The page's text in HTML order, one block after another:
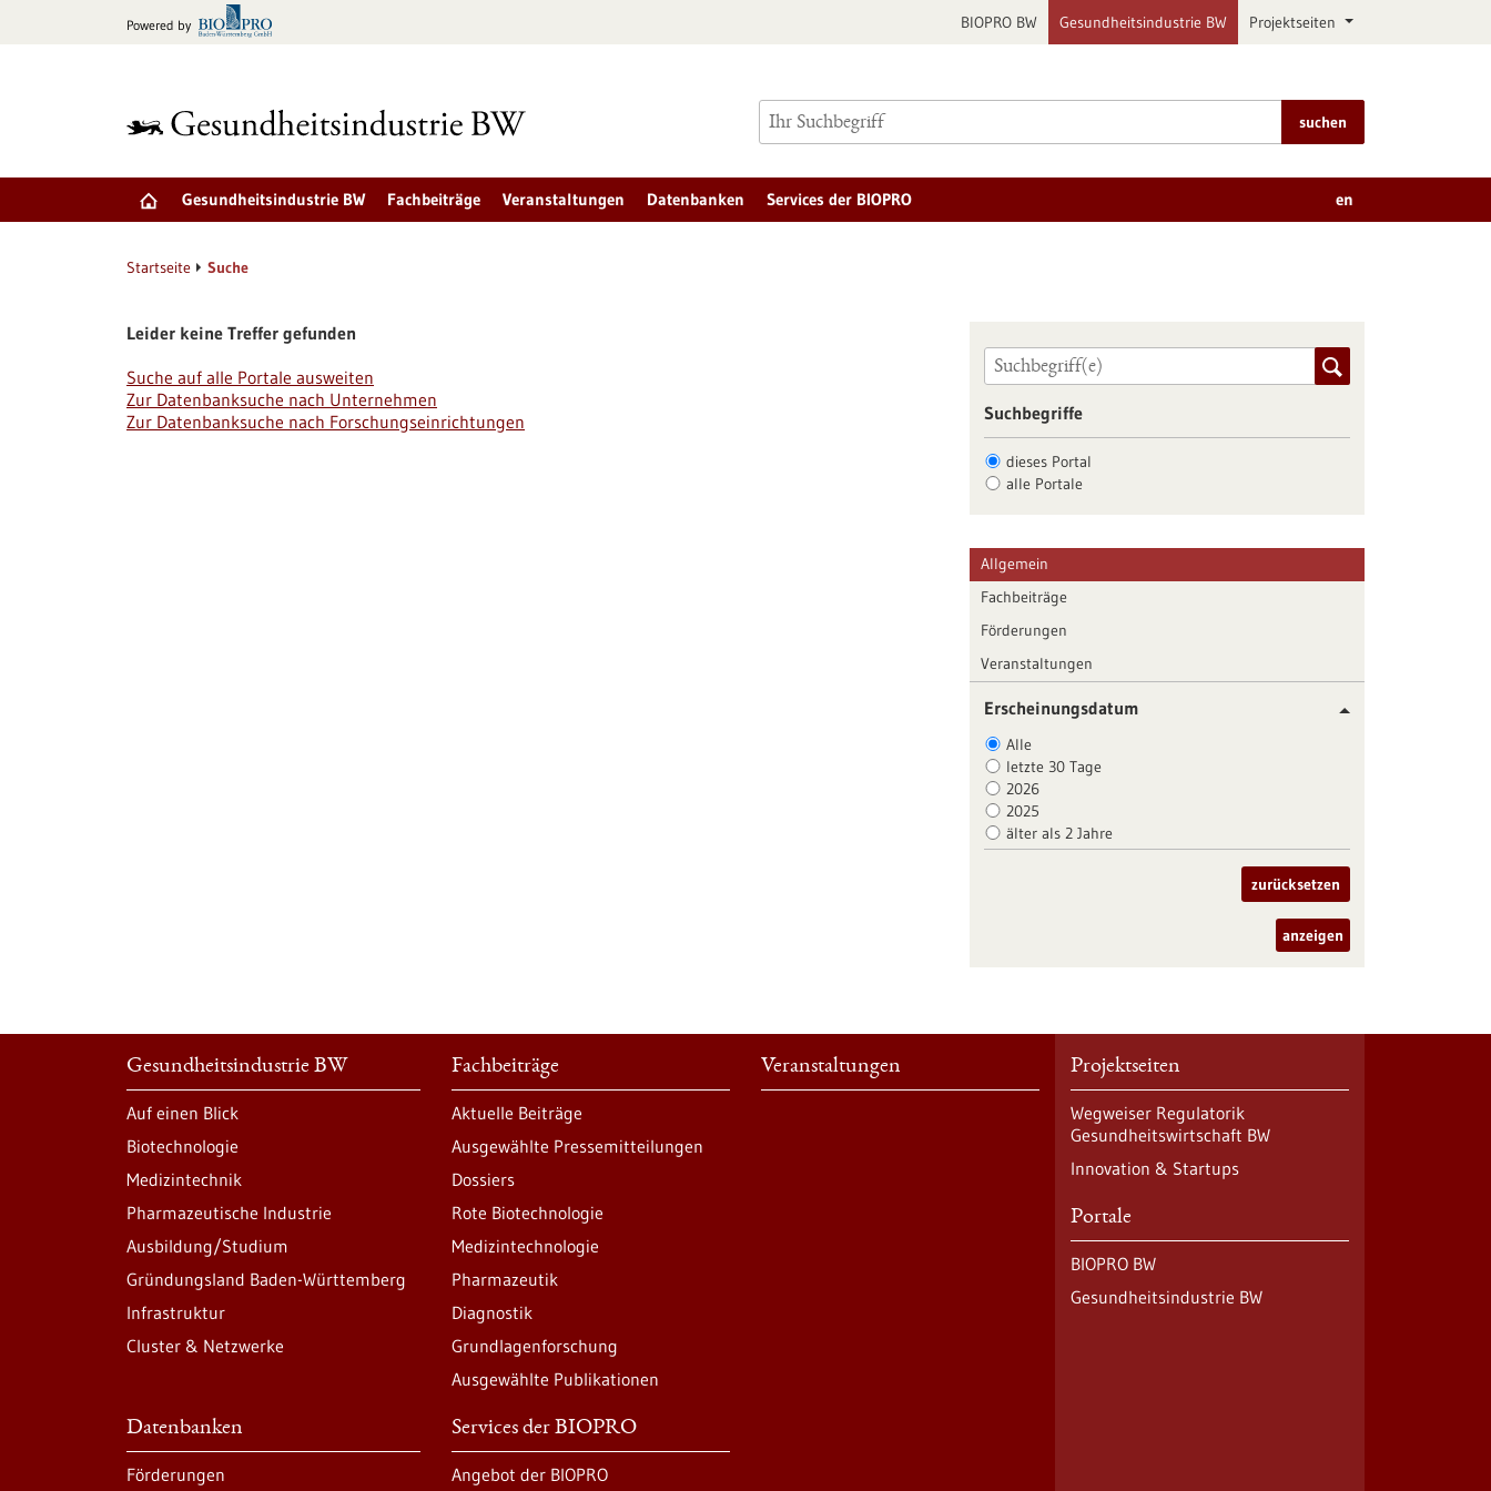
Powered by BIOPRO BW Gesundheitsindustrie BW Projektseiten
suchen
Gesundheitsindustrie BW Fachbeiträge Veranstaltungen Datenbanken Services der BIOPRO en
Startseite Suche
Leider keine Treffer gefunden
Suche auf alle Portale ausweiten
Zur Datenbanksuche nach Unternehmen
Zur Datenbanksuche nach Forschungseinrichtungen
Suchbegriffe
dieses Portal
alle Portale
Allgemein
Fachbeiträge
Förderungen
Veranstaltungen
Erscheinungsdatum
Alle
letzte 30 Tage
2026
2025
älter als 2 Jahre
zurücksetzen
anzeigen
Gesundheitsindustrie BW
Auf einen Blick
Biotechnologie
Medizintechnik
Pharmazeutische Industrie
Ausbildung/Studium
Gründungsland Baden-Württemberg
Infrastruktur
Cluster & Netzwerke
Fachbeiträge
Aktuelle Beiträge
Ausgewählte Pressemitteilungen
Dossiers
Rote Biotechnologie
Medizintechnologie
Pharmazeutik
Diagnostik
Grundlagenforschung
Ausgewählte Publikationen
Veranstaltungen
Datenbanken
Förderungen
Services der BIOPRO
Angebot der BIOPRO
Projektseiten
Wegweiser Regulatorik
Gesundheitswirtschaft BW
Innovation & Startups
Portale
BIOPRO BW
Gesundheitsindustrie BW